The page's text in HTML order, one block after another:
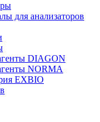
для анализаторов
DIAGON
NORMA
EXBIO